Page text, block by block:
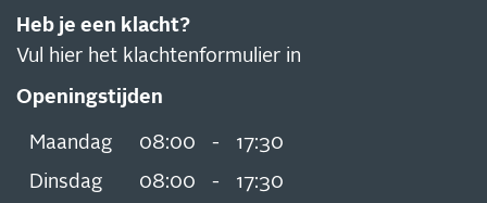
Heb je een klacht?
Vul hier het klachtenformulier in
Openingstijden
Maandag 08:00 -
17:30
Dinsdag
08:00 -
17:30